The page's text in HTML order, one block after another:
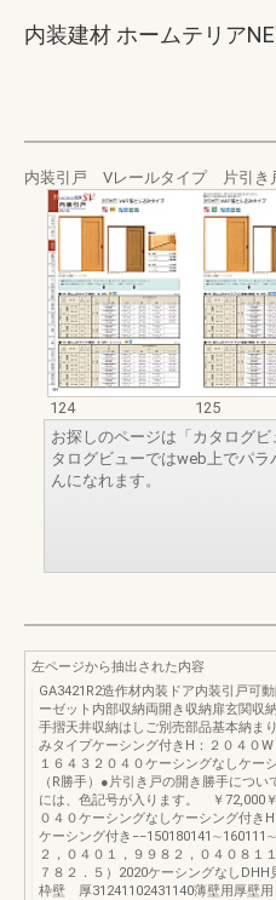
内装建材 ホームテリア
内装引戸 Vレールタイプ 片引き
124
125
お探しのページは「カタログ
タログビューではweb上でパ
んになれます。
左ページから抽出された内容
GA3421R2造作材内装ドア内装引戸可
ーゼット内部収納両開き収納扉玄関収
手摺天井収納はしご別売部品基本納ま
みタイプケーシング付きH：２０４０W
１６４３２０４０ケーシングなしケー
（R勝手）●片引き戸の開き勝手につ
には、色記号が入ります。 ￥72,000
０４０ケーシングなしケーシング付き
ケーシング付き
２，０４０１，９９８２，０４０８１
７８２．５）2020ケーシングなし
枠壁 厚31241102431140薄壁用厚壁用